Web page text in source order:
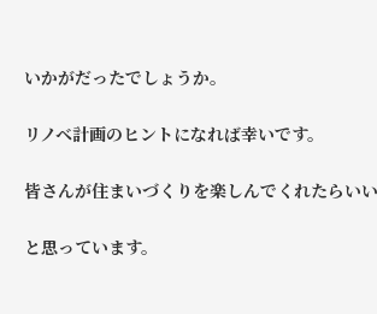
いかがだったでしょうか。
リノベ計画のヒントになれば幸いです。
皆さんが住まいづくりを楽しんでくれたらいい
と思っています。